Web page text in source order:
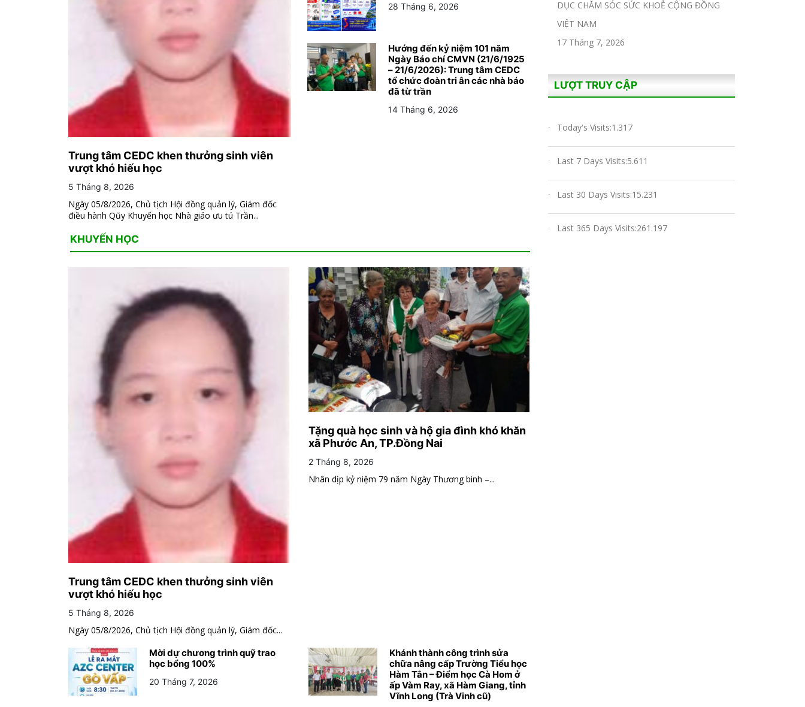
Trung tâm CEDC khen thưởng sinh viên
vượt khó hiếu học
5 Tháng 8, 2026
Ngày 05/8/2026, Chủ tịch Hội đồng quản lý, Giám đốc
điều hành Qũy Khuyến học Nhà giáo ưu tú Trần...
28 Tháng 6, 2026
Hướng đến kỷ niệm 101 năm
Ngày Báo chí CMVN (21/6/1925
– 21/6/2026): Trung tâm CEDC
tổ chức đoàn tri ân các nhà báo
đã từ trần
14 Tháng 6, 2026
KHUYẾN HỌC
Trung tâm CEDC khen thưởng sinh viên
vượt khó hiếu học
5 Tháng 8, 2026
Ngày 05/8/2026, Chủ tịch Hội đồng quản lý, Giám đốc...
Tặng quà học sinh và hộ gia đình khó khăn
xã Phước An, TP.Đồng Nai
2 Tháng 8, 2026
Nhân dịp kỷ niệm 79 năm Ngày Thương binh –...
Mời dự chương trình quỹ trao
học bổng 100%
20 Tháng 7, 2026
Khánh thành công trình sửa
chữa nâng cấp Trường Tiểu học
Hàm Tân – Điểm học Cà Hom ở
ấp Vàm Ray, xã Hàm Giang, tỉnh
Vĩnh Long (Trà Vinh cũ)
DỤC CHĂM SÓC SỨC KHOẺ CỘNG ĐỒNG
VIỆT NAM
17 Tháng 7, 2026
LƯỢT TRUY CẬP
Today's Visits:1.317
Last 7 Days Visits:5.611
Last 30 Days Visits:15.231
Last 365 Days Visits:261.197